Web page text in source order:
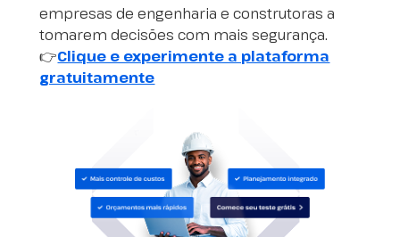
empresas de engenharia e construtoras a
tomarem decisões com mais segurança.
👉Clique e experimente a plataforma
gratuitamente